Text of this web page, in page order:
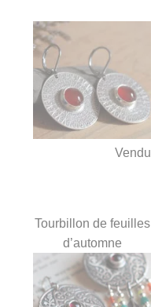
Vendu
Tourbillon de feuilles
d’automne